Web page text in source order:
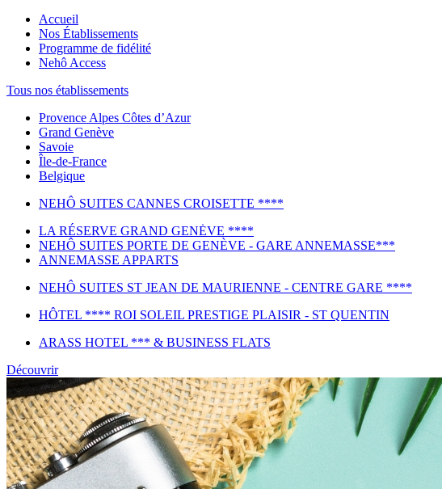
Accueil
Nos Établissements
Programme de fidélité
Nehô Access
Tous nos établissements
Provence Alpes Côtes d’Azur
Grand Genève
Savoie
Île-de-France
Belgique
NEHÔ SUITES CANNES CROISETTE ****
LA RÉSERVE GRAND GENĖVE ****
NEHÔ SUITES PORTE DE GENÈVE - GARE ANNEMASSE***
ANNEMASSE APPARTS
NEHÔ SUITES ST JEAN DE MAURIENNE - CENTRE GARE ****
HÔTEL **** ROI SOLEIL PRESTIGE PLAISIR - ST QUENTIN
ARASS HOTEL *** & BUSINESS FLATS
Découvrir